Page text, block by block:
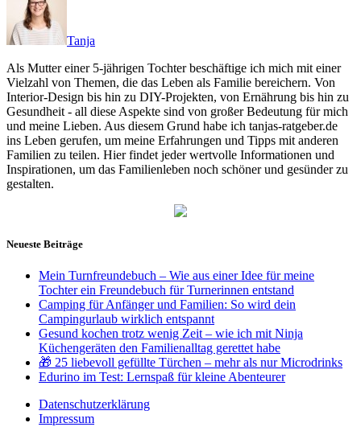
Tanja
Als Mutter einer 5-jährigen Tochter beschäftige ich mich mit einer
Vielzahl von Themen, die das Leben als Familie bereichern. Von
Interior-Design bis hin zu DIY-Projekten, von Ernährung bis hin zu
Gesundheit - all diese Aspekte sind von großer Bedeutung für mich
und meine Lieben. Aus diesem Grund habe ich tanjas-ratgeber.de
ins Leben gerufen, um meine Erfahrungen und Tipps mit anderen
Familien zu teilen. Hier findet jeder wertvolle Informationen und
Inspirationen, um das Familienleben noch schöner und gesünder zu
gestalten.
Neueste Beiträge
Mein Turnfreundebuch – Wie aus einer Idee für meine
Tochter ein Freundebuch für Turnerinnen entstand
Camping für Anfänger und Familien: So wird dein
Campingurlaub wirklich entspannt
Gesund kochen trotz wenig Zeit – wie ich mit Ninja
Küchengeräten den Familienalltag gerettet habe
🎁 25 liebevoll gefüllte Türchen – mehr als nur Microdrinks
Edurino im Test: Lernspaß für kleine Abenteurer
Datenschutzerklärung
Impressum